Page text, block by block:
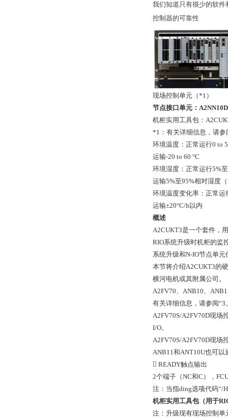
我们知道只有很少的软件
控制器的可靠性
现场控制单元（*1）
节点接口单元：
机柜实用工具包：
*1：有关详细信息，请
环境温度：正常运行0 to
运输-20 to 60 °C
环境湿度：正常运行5%
运输5%至95%相对湿度
环境温度变化率：正常运
运输±20°C/h以内
概述
A2CUKT3是一个套件，
RIO系统升级时机柜的监
系统升级和N-IO节点单
本节将介绍A2CUKT3的
横河电机或其附属公司。
A2FV70、ANB10、
有关详细信息，请参阅
A2FV70S/A2FV70D现场
I/O。
A2FV70S/A2FV70D现场
ANB11和ANT10U也可以
 READY触点输出
2个端子（NC和C），
注：当指ding选项代码“/
机柜实用工具包（用于
注：升级现有现场控制单